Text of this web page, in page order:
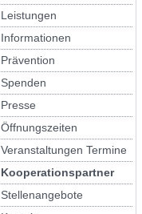
Leistungen
Informationen
Prävention
Spenden
Presse
Öffnungszeiten
Veranstaltungen Termine
Kooperationspartner
Stellenangebote